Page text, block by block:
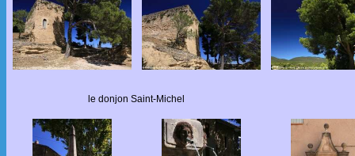
le donjon Saint-Michel